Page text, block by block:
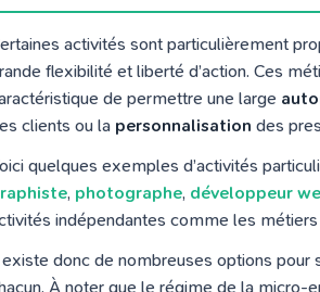
activités sont particulièrement
flexibilité et liberté d’action. Ces
de permettre une large
clients ou la personnalisation des
quelques exemples d’activités
, photographe, développeur
indépendantes comme les
existe donc de nombreuses options
À noter que le régime de la micro-